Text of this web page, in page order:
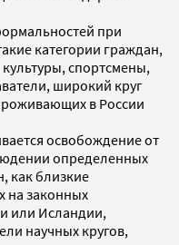
при
категории граждан,
спортсмены,
широкий круг
в России
освобождение от
определенных
как близкие
на законных
или Исландии,
научных кругов,